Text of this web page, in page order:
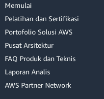
Memulai
Pelatihan dan Sertifikasi
Portofolio Solusi AWS
Pusat Arsitektur
FAQ Produk dan Teknis
Laporan Analis
AWS Partner Network